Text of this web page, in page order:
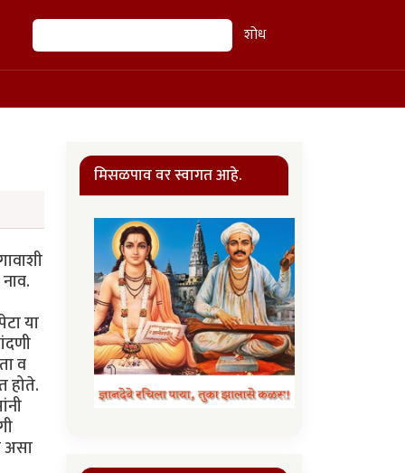
शोध शोध
या
व
होते.
असा
मिसळपाव वर स्वागत आहे.